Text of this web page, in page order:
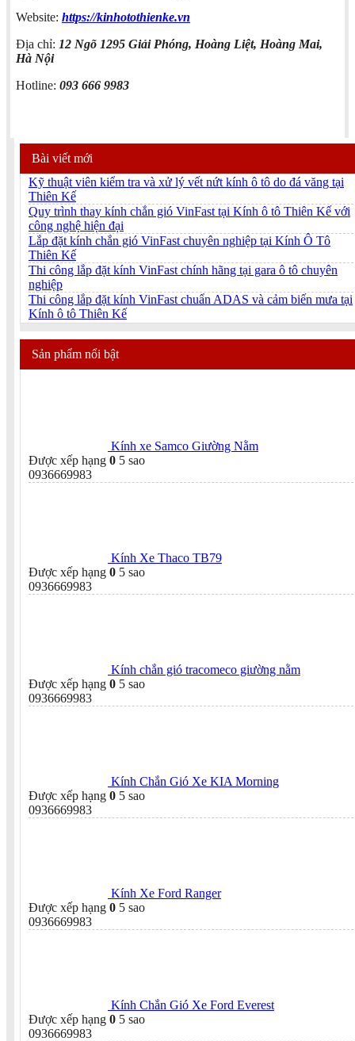
Website: https://kinhotothienke.vn
Địa chỉ: 12 Ngõ 1295 Giải Phóng, Hoàng Liệt, Hoàng Mai,
Hà Nội
Hotline: 093 666 9983
Bài viết mới
Kỹ thuật viên kiểm tra và xử lý vết nứt kính ô tô do đá văng tại
Thiên Kế
Quy trình thay kính chắn gió VinFast tại Kính ô tô Thiên Kế với
công nghệ hiện đại
Lắp đặt kính chắn gió VinFast chuyên nghiệp tại Kính Ô Tô
Thiên Kế
Thi công lắp đặt kính VinFast chính hãng tại gara ô tô chuyên
nghiệp
Thi công lắp đặt kính VinFast chuẩn ADAS và cảm biến mưa tại
Kính ô tô Thiên Kế
Sản phẩm nổi bật
Kính xe Samco Giường Nằm
Được xếp hạng 0 5 sao
0936669983
Kính Xe Thaco TB79
Được xếp hạng 0 5 sao
0936669983
Kính chắn gió tracomeco giường nằm
Được xếp hạng 0 5 sao
0936669983
Kính Chắn Gió Xe KIA Morning
Được xếp hạng 0 5 sao
0936669983
Kính Xe Ford Ranger
Được xếp hạng 0 5 sao
0936669983
Kính Chắn Gió Xe Ford Everest
Được xếp hạng 0 5 sao
0936669983